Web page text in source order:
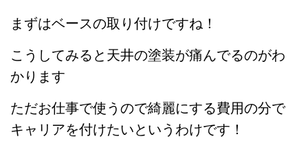
まずはベースの取り付けですね！
こうしてみると天井の塗装が痛んでるのがわ
かります
ただお仕事で使うので綺麗にする費用の分で
キャリアを付けたいというわけです！